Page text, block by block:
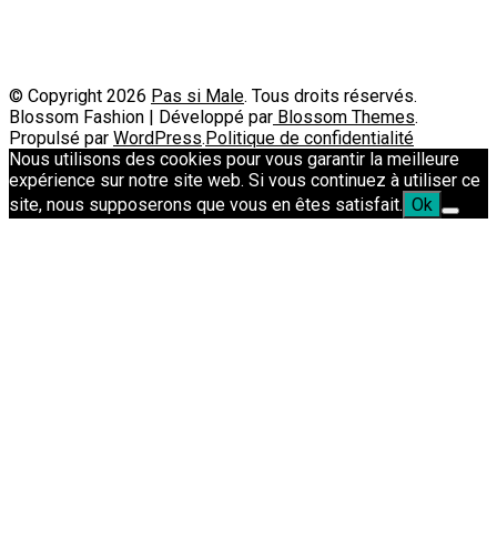
© Copyright 2026 Pas si Male. Tous droits réservés.
Blossom Fashion | Développé par Blossom Themes.
Propulsé par WordPress.Politique de confidentialité
Nous utilisons des cookies pour vous garantir la meilleure
expérience sur notre site web. Si vous continuez à utiliser ce
site, nous supposerons que vous en êtes satisfait. Ok